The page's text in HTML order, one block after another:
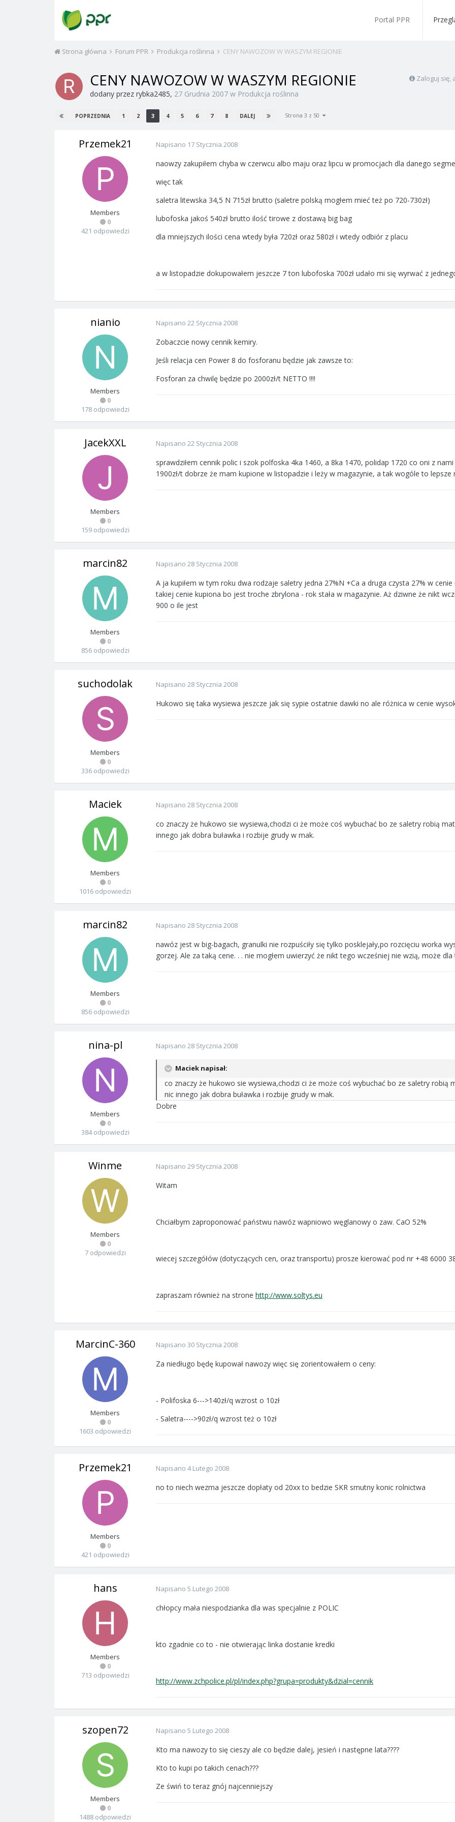
Portal PPR
Strona główna Forum PPR Produkcja roślinna CENY NAWOZOW W WASZYM REGIONIE
Zaloguj się,
CENY NAWOZOW W WASZYM REGIONIE
dodany przez rybka2485, 27 Grudnia 2007 w Produkcja roślinna
POPRZEDNIA 1 2 3 4 5 6 7 8 DALEJ Strona 3 z 50
Przemek21
Members
0
421 odpowiedzi
Napisano 17 Stycznia 2008
naowzy zakupiłem chyba w czerwcu albo maju oraz lipcu w promocjach dla danego
więc tak
saletra litewska 34,5 N 715zł brutto (saletre polską mogłem mieć też po 720-730zł)
lubofoska jakoś 540zł brutto ilość tirowe z dostawą big bag
dla mniejszych ilości cena wtedy była 720zł oraz 580zł i wtedy odbiór z placu
a w listopadzie dokupowałem jeszcze 7 ton lubofoska 700zł udało mi się wyrwać z
nianio
Members
0
178 odpowiedzi
Napisano 22 Stycznia 2008
Zobaczcie nowy cennik kemiry.
Jeśli relacja cen Power 8 do fosforanu będzie jak zawsze to:
Fosforan za chwilę będzie po 2000zł/t NETTO !!!!
JacekXXL
Members
0
159 odpowiedzi
Napisano 22 Stycznia 2008
sprawdziłem cennik polic i szok polfoska 4ka 1460, a 8ka 1470, polidap 1720 co oni z
1900zł/t dobrze że mam kupione w listopadzie i leży w magazynie, a tak wogóle to lepsze
marcin82
Members
0
856 odpowiedzi
Napisano 28 Stycznia 2008
A ja kupiłem w tym roku dwa rodzaje saletry jedna 27%N +Ca a druga czysta 27% w
takiej cenie kupiona bo jest troche zbrylona - rok stała w magazynie. Aż dziwne że nikt
900 o ile jest
suchodolak
Members
0
336 odpowiedzi
Napisano 28 Stycznia 2008
Hukowo się taka wysiewa jeszcze jak się sypie ostatnie dawki no ale różnica w cenie
Maciek
Members
0
1016 odpowiedzi
Napisano 28 Stycznia 2008
co znaczy że hukowo sie wysiewa,chodzi ci że może coś wybuchać bo ze saletry robią
innego jak dobra buławka i rozbije grudy w mak.
marcin82
Members
0
856 odpowiedzi
Napisano 28 Stycznia 2008
nawóz jest w big-bagach, granulki nie rozpuściły się tylko posklejały,po rozcięciu worka
gorzej. Ale za taką cene. . . nie mogłem uwierzyć że nikt tego wcześniej nie wzią, może dla
nina-pl
Members
0
384 odpowiedzi
Napisano 28 Stycznia 2008
Maciek napisał:
co znaczy że hukowo sie wysiewa,chodzi ci że może coś wybuchać bo ze saletry robią
nic innego jak dobra buławka i rozbije grudy w mak.
Dobre
Winme
Members
0
7 odpowiedzi
Napisano 29 Stycznia 2008
Witam
Chciałbym zaproponować państwu nawóz wapniowo węglanowy o zaw. CaO 52%
wiecej szczegółów (dotyczących cen, oraz transportu) prosze kierować pod nr +48 6000
zapraszam również na strone http://www.soltys.eu
MarcinC-360
Members
0
1603 odpowiedzi
Napisano 30 Stycznia 2008
Za niedługo będę kupował nawozy więc się zorientowałem o ceny:
- Polifoska 6--->140zł/q wzrost o 10zł
- Saletra---->90zł/q wzrost też o 10zł
Przemek21
Members
0
421 odpowiedzi
Napisano 4 Lutego 2008
no to niech wezma jeszcze dopłaty od 20xx to bedzie SKR smutny konic rolnictwa
hans
Members
0
713 odpowiedzi
Napisano 5 Lutego 2008
chłopcy mała niespodzianka dla was specjalnie z POLIC
kto zgadnie co to - nie otwierając linka dostanie kredki
http://www.zchpolice.pl/pl/index.php?grupa=produkty&dzial=cennik
szopen72
Members
0
1488 odpowiedzi
Napisano 5 Lutego 2008
Kto ma nawozy to się cieszy ale co będzie dalej, jesień i następne lata????
Kto to kupi po takich cenach???
Ze świń to teraz gnój najcenniejszy